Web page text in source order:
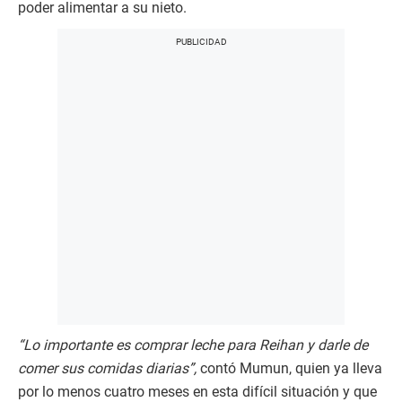
poder alimentar a su nieto.
“Lo importante es comprar leche para Reihan y darle de
comer sus comidas diarias”, contó Mumun, quien ya lleva
por lo menos cuatro meses en esta difícil situación y que